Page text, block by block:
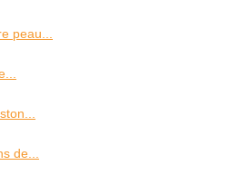
peau...
de...